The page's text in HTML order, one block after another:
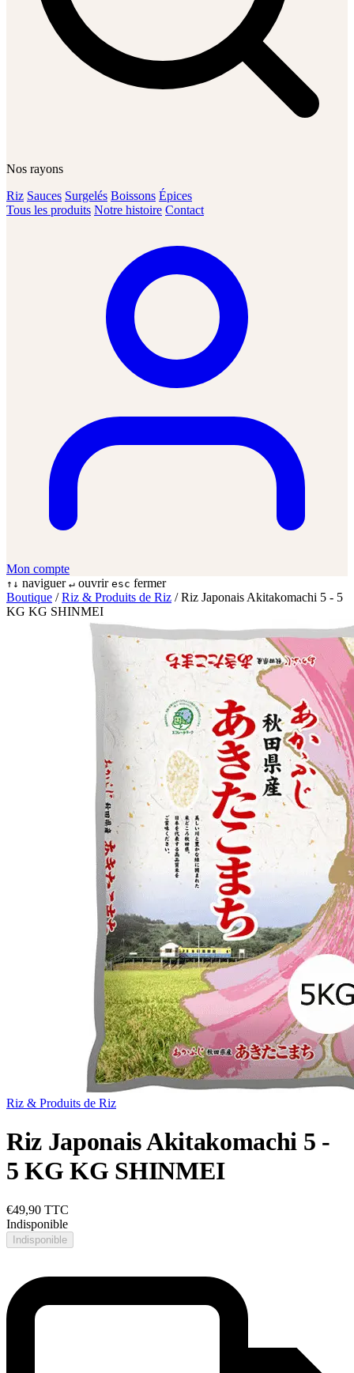
Nos rayons
Riz Sauces Surgelés Boissons Épices
Tous les produits Notre histoire Contact
Mon compte
↑↓ naviguer ↵ ouvrir esc fermer
Boutique / Riz & Produits de Riz / Riz Japonais Akitakomachi 5 - 5
KG KG SHINMEI
Riz & Produits de Riz
Riz Japonais Akitakomachi 5 -
5 KG KG SHINMEI
€49,90 TTC
Indisponible
Indisponible